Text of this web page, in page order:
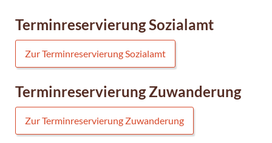
Terminreservierung Sozialamt
Zur Terminreservierung Sozialamt
Terminreservierung Zuwanderung
Zur Terminreservierung Zuwanderung